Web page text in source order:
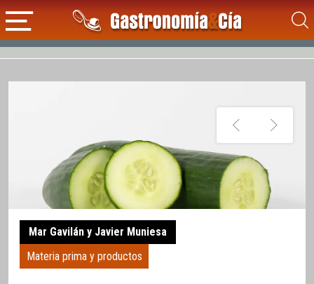
Mar Gavilán y Javier Muniesa
Materia prima y productos